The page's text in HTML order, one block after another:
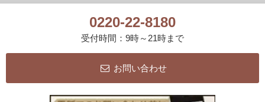
0220-22-8180
受付時間：9時～21時まで
お問い合わせ